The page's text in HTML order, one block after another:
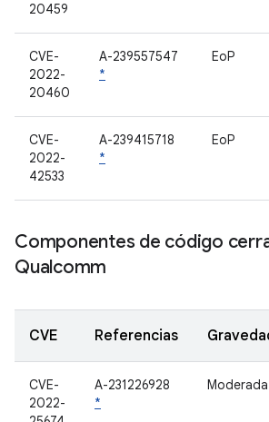
20459
CVE-
2022-
20460
A-239557547
*
EoP
CVE-
2022-
42533
A-239415718
*
EoP
Componentes de código
Qualcomm
CVE Referencias
CVE-
2022-
A-231226928
*
Moderada